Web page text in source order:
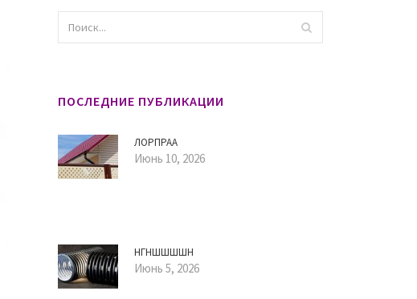
ПОСЛЕДНИЕ ПУБЛИКАЦИИ
ЛОРПРАА
Июнь 10, 2026
НГНШШШШН
Июнь 5, 2026